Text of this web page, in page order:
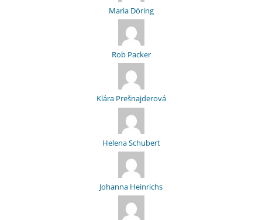
Maria Döring
Rob Packer
Klára Prešnajderová
Helena Schubert
Johanna Heinrichs